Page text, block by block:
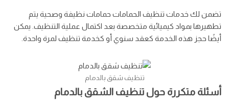
تضمن لك خدمات تنظيف الحمامات حمامات نظيفة وصحية يتم
تطهيرها بمواد كيميائية متخصصة بعد اكتمال عملية التنظيف. يمكن
أيضًا حجز هذه الخدمة كعقد سنوي أو كخدمة تنظيف لمرة واحدة.
تنظيف شقق بالدمام
أسئلة متكررة حول تنظيف الشقق بالدمام